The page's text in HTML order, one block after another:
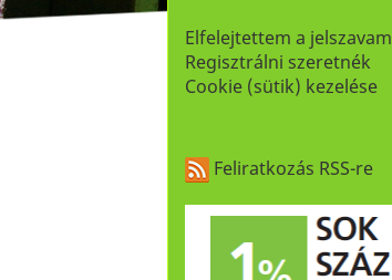
Elfelejtettem a jelszavam
Regisztrálni szeretnék
Cookie (sütik) kezelése
Feliratkozás RSS-re